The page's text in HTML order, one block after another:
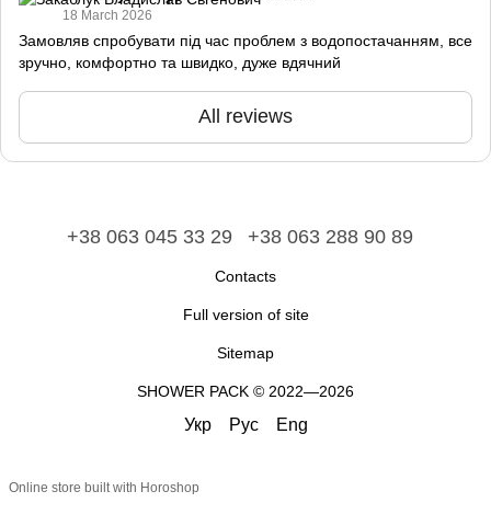
18 March 2026
Замовляв спробувати під час проблем з водопостачанням, все
зручно, комфортно та швидко, дуже вдячний
All reviews
+38 063 045 33 29 +38 063 288 90 89
Contacts
Full version of site
Sitemap
​​​​​​​SHOWER PACK © 2022—2026
Укр Рус Eng
Online store built with Horoshop